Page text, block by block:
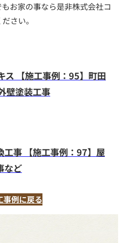
お家の事なら是非株式会社コ
さい。
ス 【施工事例：95】町田
壁塗装工事
工事 【施工事例：97】屋
など
事例に戻る